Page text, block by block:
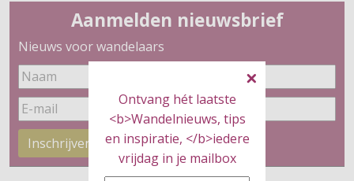
Ontvang hét laatste
<b>Wandelnieuws, tips
en inspiratie, </b>iedere
vrijdag in je mailbox
Aanmelden nieuwsbrief
Nieuws voor wandelaars
Inschrijven